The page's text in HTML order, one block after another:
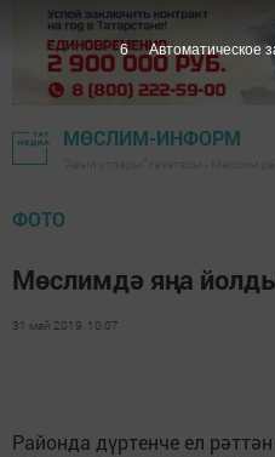
МӨСЛИМ-ИНФОРМ
ФОТО
Мөслимдә яңа
31 май 2019, 10:07
Районда дүртенче ел
6 Автоматическое